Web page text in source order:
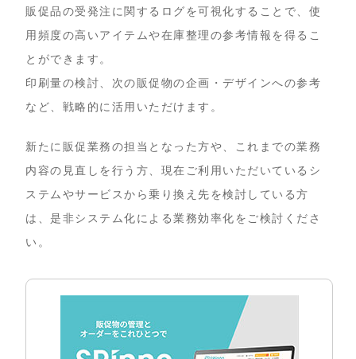
販促品の受発注に関するログを可視化することで、使
用頻度の高いアイテムや在庫整理の参考情報を得るこ
とができます。
印刷量の検討、次の販促物の企画・デザインへの参考
など、戦略的に活用いただけます。
新たに販促業務の担当となった方や、これまでの業務
内容の見直しを行う方、現在ご利用いただいているシ
ステムやサービスから乗り換え先を検討している方
は、是非システム化による業務効率化をご検討くださ
い。